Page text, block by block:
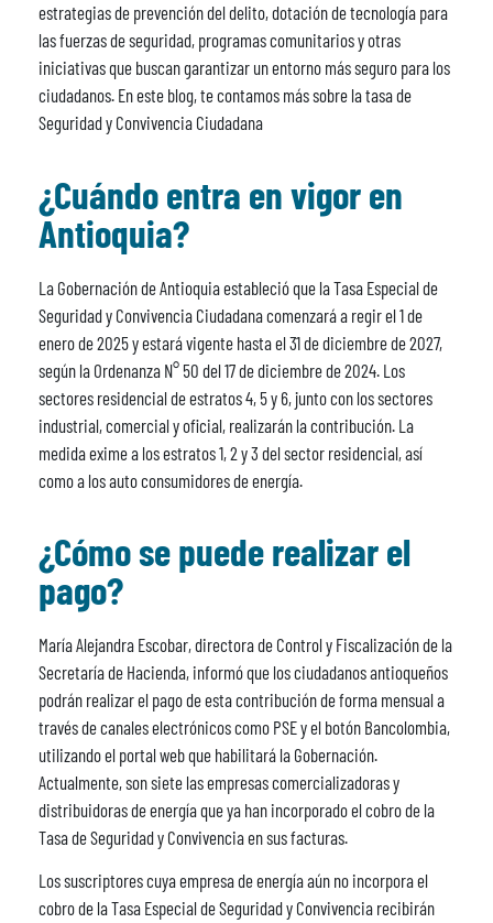
estrategias de prevención del delito, dotación de tecnología para
las fuerzas de seguridad, programas comunitarios y otras
iniciativas que buscan garantizar un entorno más seguro para los
ciudadanos. En este blog, te contamos más sobre la tasa de
Seguridad y Convivencia Ciudadana
¿Cuándo entra en vigor en
Antioquia?
La Gobernación de Antioquia estableció que la Tasa Especial de
Seguridad y Convivencia Ciudadana comenzará a regir el 1 de
enero de 2025 y estará vigente hasta el 31 de diciembre de 2027,
según la Ordenanza N° 50 del 17 de diciembre de 2024. Los
sectores residencial de estratos 4, 5 y 6, junto con los sectores
industrial, comercial y oficial, realizarán la contribución. La
medida exime a los estratos 1, 2 y 3 del sector residencial, así
como a los auto consumidores de energía.
¿Cómo se puede realizar el
pago?
María Alejandra Escobar, directora de Control y Fiscalización de la
Secretaría de Hacienda, informó que los ciudadanos antioqueños
podrán realizar el pago de esta contribución de forma mensual a
través de canales electrónicos como PSE y el botón Bancolombia,
utilizando el portal web que habilitará la Gobernación.
Actualmente, son siete las empresas comercializadoras y
distribuidoras de energía que ya han incorporado el cobro de la
Tasa de Seguridad y Convivencia en sus facturas.
Los suscriptores cuya empresa de energía aún no incorpora el
cobro de la Tasa Especial de Seguridad y Convivencia recibirán